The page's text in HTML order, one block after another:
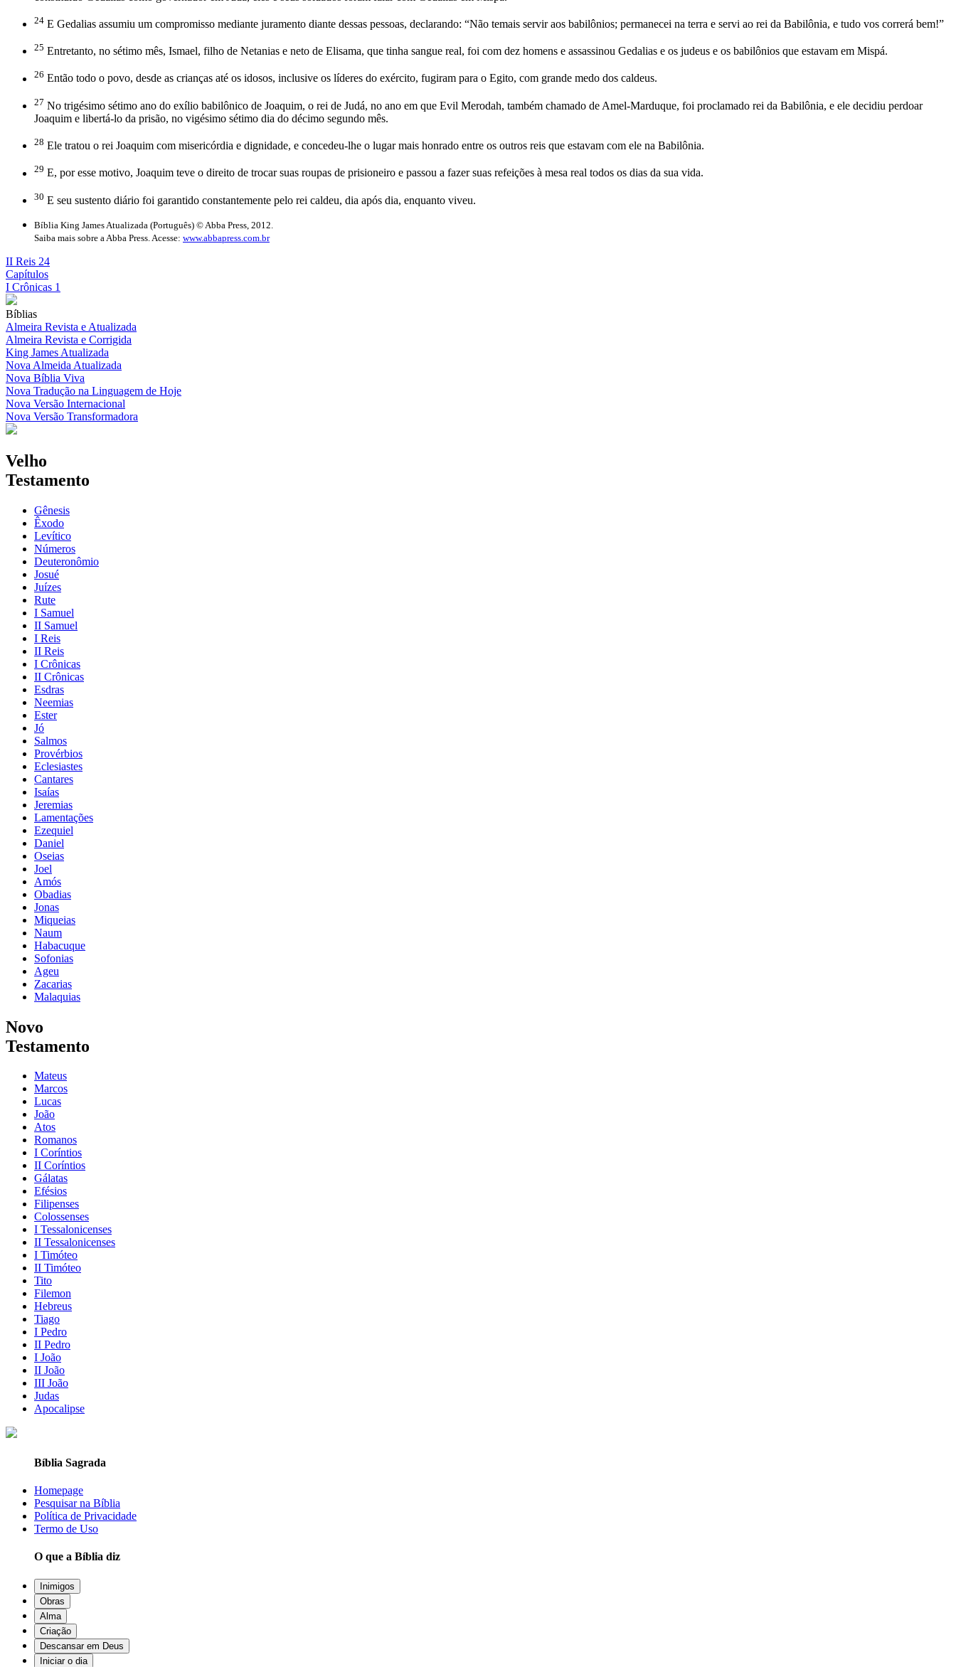
24 E Gedalias assumiu um compromisso mediante juramento diante dessas pessoas, declarando: “Não temais servir aos babilônios; permanecei na terra e servi ao rei da Babilônia, e tudo vos correrá bem!”
25 Entretanto, no sétimo mês, Ismael, filho de Netanias e neto de Elisama, que tinha sangue real, foi com dez homens e assassinou Gedalias e os judeus e os babilônios que estavam em Mispá.
26 Então todo o povo, desde as crianças até os idosos, inclusive os líderes do exército, fugiram para o Egito, com grande medo dos caldeus.
27 No trigésimo sétimo ano do exílio babilônico de Joaquim, o rei de Judá, no ano em que Evil Merodah, também chamado de Amel-Marduque, foi proclamado rei da Babilônia, e ele decidiu perdoar
Joaquim e libertá-lo da prisão, no vigésimo sétimo dia do décimo segundo mês.
28 Ele tratou o rei Joaquim com misericórdia e dignidade, e concedeu-lhe o lugar mais honrado entre os outros reis que estavam com ele na Babilônia.
29 E, por esse motivo, Joaquim teve o direito de trocar suas roupas de prisioneiro e passou a fazer suas refeições à mesa real todos os dias da sua vida.
30 E seu sustento diário foi garantido constantemente pelo rei caldeu, dia após dia, enquanto viveu.
Bíblia King James Atualizada (Português) © Abba Press, 2012.
Saiba mais sobre a Abba Press. Acesse: www.abbapress.com.br
II Reis 24
Capítulos
I Crônicas 1
Bíblias
Almeira Revista e Atualizada
Almeira Revista e Corrigida
King James Atualizada
Nova Almeida Atualizada
Nova Bíblia Viva
Nova Tradução na Linguagem de Hoje
Nova Versão Internacional
Nova Versão Transformadora
Velho
Testamento
Gênesis
Êxodo
Levítico
Números
Deuteronômio
Josué
Juízes
Rute
I Samuel
II Samuel
I Reis
II Reis
I Crônicas
II Crônicas
Esdras
Neemias
Ester
Jó
Salmos
Provérbios
Eclesiastes
Cantares
Isaías
Jeremias
Lamentações
Ezequiel
Daniel
Oseias
Joel
Amós
Obadias
Jonas
Miqueias
Naum
Habacuque
Sofonias
Ageu
Zacarias
Malaquias
Novo
Testamento
Mateus
Marcos
Lucas
João
Atos
Romanos
I Coríntios
II Coríntios
Gálatas
Efésios
Filipenses
Colossenses
I Tessalonicenses
II Tessalonicenses
I Timóteo
II Timóteo
Tito
Filemon
Hebreus
Tiago
I Pedro
II Pedro
I João
II João
III João
Judas
Apocalipse
Bíblia Sagrada
Homepage
Pesquisar na Bíblia
Política de Privacidade
Termo de Uso
O que a Bíblia diz
Inimigos
Obras
Alma
Criação
Descansar em Deus
Iniciar o dia